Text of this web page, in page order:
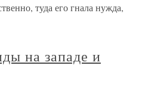
туда его гнала нужда,
на западе и